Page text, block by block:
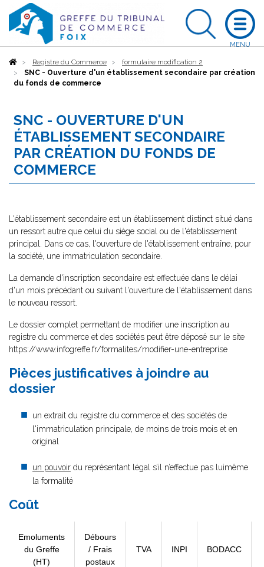
AccueilRegistre du Commerce
formulaire modification 2
SNC - Ouverture d'un établissement secondaire par création
du fonds de commerce
SNC - OUVERTURE D'UN
ÉTABLISSEMENT SECONDAIRE
PAR CRÉATION DU FONDS DE
COMMERCE
L'établissement secondaire est un établissement distinct situé dans
un ressort autre que celui du siège social ou de l'établissement
principal. Dans ce cas, l'ouverture de l'établissement entraîne, pour
la société, une immatriculation secondaire.
La demande d'inscription secondaire est effectuée dans le délai
d'un mois précédant ou suivant l'ouverture de l'établissement dans
le nouveau ressort.
Le dossier complet permettant de modifier une inscription au
registre du commerce et des sociétés peut être déposé sur le site
https://www.infogreffe.fr/formalites/modifier-une-entreprise
Pièces justificatives à joindre au
dossier
un extrait du registre du commerce et des sociétés de
l'immatriculation principale, de moins de trois mois et en
original
un pouvoir du représentant légal s’il n’effectue pas luimême
la formalité
Coût
Emoluments
du Greffe
(HT)
Débours
/ Frais
postaux
TVA INPI BODACC